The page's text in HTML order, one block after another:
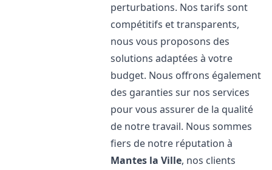
perturbations. Nos tarifs sont
compétitifs et transparents,
nous vous proposons des
solutions adaptées à votre
budget. Nous offrons également
des garanties sur nos services
pour vous assurer de la qualité
de notre travail. Nous sommes
fiers de notre réputation à
Mantes la Ville, nos clients